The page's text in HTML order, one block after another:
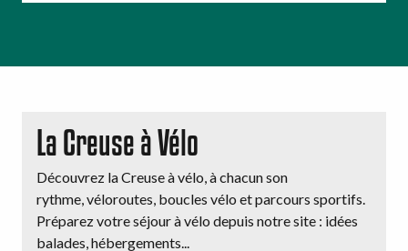
La Creuse à Vélo
Découvrez la Creuse à vélo, à chacun son
rythme, véloroutes, boucles vélo et parcours sportifs.
Préparez votre séjour à vélo depuis notre site : idées
balades, hébergements...